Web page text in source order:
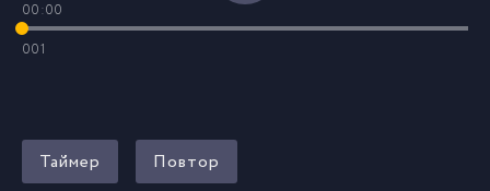
00:00
001
Таймер Повтор